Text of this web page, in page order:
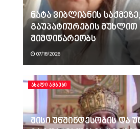
ნატა ვიბლიანის
გაუპატიურების მუხლით
მიმდინარეობს
07/18/2026
ᲐᲮᲐᲚᲘ ᲐᲛᲑᲔᲑᲘ
მისი უწმინდესობის და